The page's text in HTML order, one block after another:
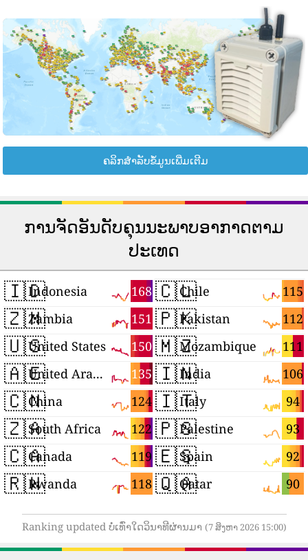
ຄລິກສຳລັບຂໍ້ມູນເພີ່ມເຕີມ
ການຈັດອັນດັບຄຸນນະພາບອາກາດຕາມ
ປະເທດ
🇮🇩 168
Indonesia
🇿🇲 151
Zambia
🇺🇸 150
United States
🇦🇪 135
United Arab Emirates
🇨🇳 124
China
🇿🇦 122
South Africa
🇨🇦 119
Canada
🇷🇼 118
Rwanda
🇨🇱 115
Chile
🇵🇰 112
Pakistan
🇲🇿 111
Mozambique
🇮🇳 106
India
🇮🇹 94
Italy
🇵🇸 93
Palestine
🇪🇸 92
Spain
🇶🇦 90
Qatar
Ranking updated ບໍ່ເທົ່າໃດວິນາທີຜ່ານມາ (7 ສິງຫາ 2026 15:00)